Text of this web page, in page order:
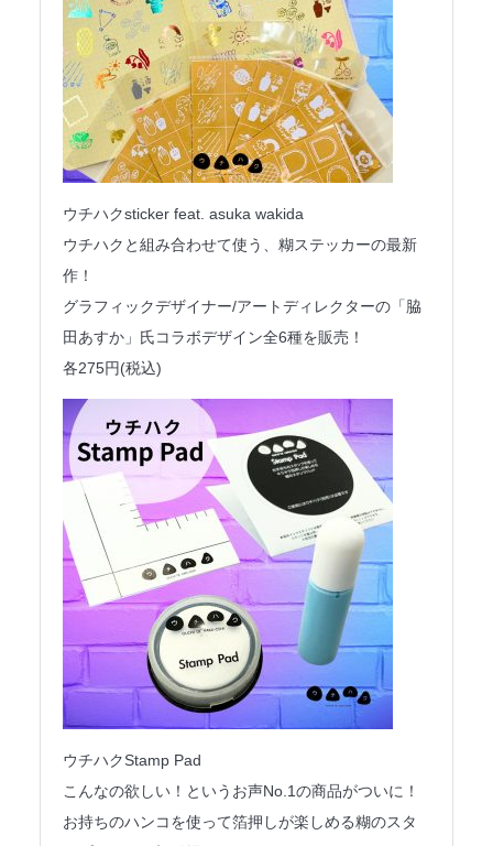
ウチハクsticker feat. asuka wakida
ウチハクと組み合わせて使う、糊ステッカーの最新
作！
グラフィックデザイナー/アートディレクターの「脇
田あすか」氏コラボデザイン全6種を販売！
各275円(税込)
ウチハクStamp Pad
こんなの欲しい！というお声No.1の商品がついに！
お持ちのハンコを使って箔押しが楽しめる糊のスタ